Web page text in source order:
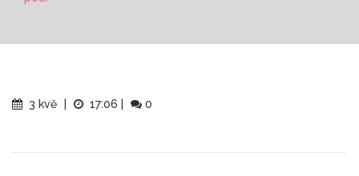
3 kvě 17:06 0